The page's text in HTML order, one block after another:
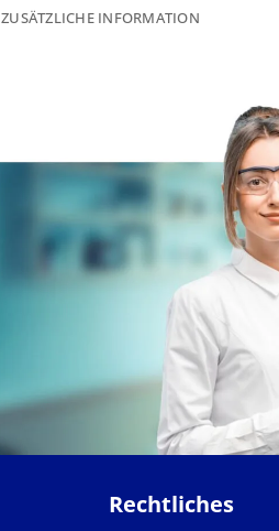
ZUSÄTZLICHE INFORMATION
Rechtliches